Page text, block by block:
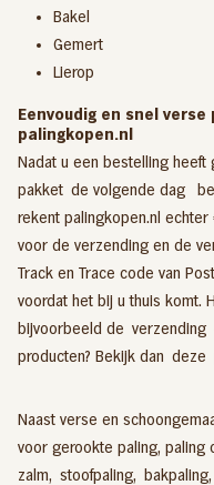
Bakel
Gemert
Lierop
Eenvoudig en snel
palingkopen.nl
Nadat u een bestelling
pakket de volgende dag
rekent palingkopen.nl
voor de verzending en de
Track en Trace code van
voordat het bij u thuis komt.
bijvoorbeeld de
producten? Bekijk dan deze
Naast verse en
voor gerookte paling, paling
zalm, stoofpaling, bakpaling,